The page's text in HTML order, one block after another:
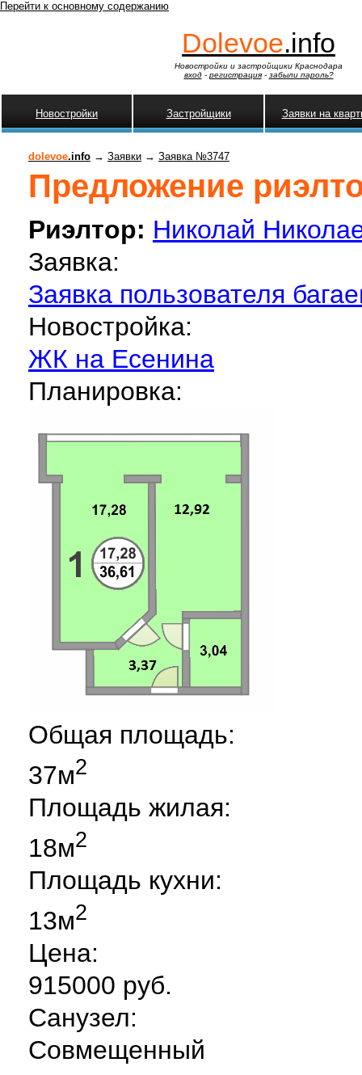
Перейти к основному содержанию
Dolevoe.info
Новостройки и застройщики Краснодара
вход- регистрация- забыли пароль?
Новостройки Застройщики Заявки на
dolevoe.info → Заявки → Заявка №3747
Предложение
Риэлтор: Николай
Заявка:
Заявка пользователя
Новостройка:
ЖК на Есенина
Планировка:
Общая площадь:
37м2
Площадь жилая:
18м2
Площадь кухни:
13м2
Цена:
915000 руб.
Санузел:
Совмещенный